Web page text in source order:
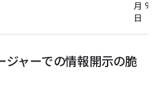
月 9
日
ジャーでの情報開示の脆